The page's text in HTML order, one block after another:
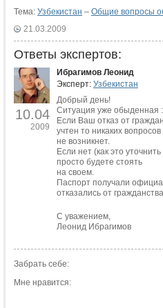
Тема: Узбекистан – Общие вопросы
21.03.2009
Ответы экспертов:
10.04
2009
Ибрагимов Леонид
Эксперт: Узбекистан
Добрый день!
Ситуация уже обыденная
Если Ваш отказ от
учтен то никаких вопросов
не возникнет.
Если нет (как это
просто будете стоять
на своем.
Паспорт получали
отказались от
С уважением,
Леонид Ибрагимов
Забрать себе:
Мне нравится: